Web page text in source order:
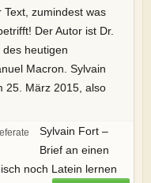
zumindest was
Der Autor ist Dr.
heutigen
Macron. Sylvain
25. März 2015, also
Sylvain Fort –
Brief an einen
noch Latein lernen